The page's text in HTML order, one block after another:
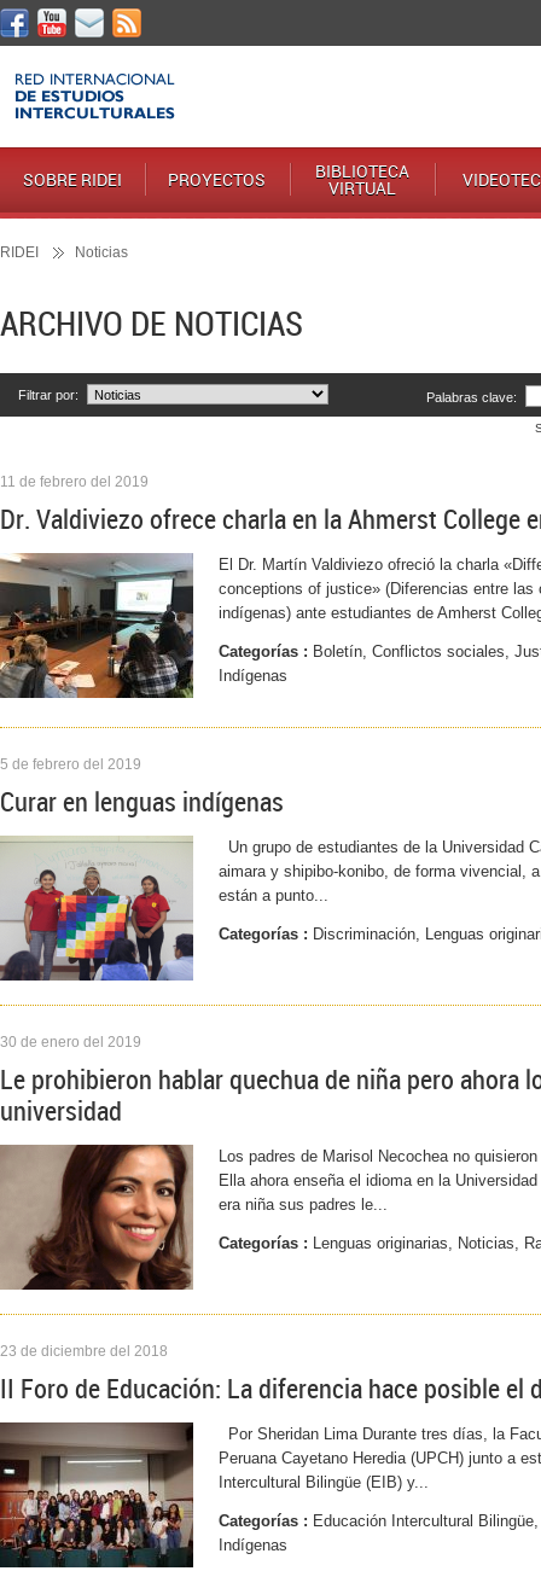
SOBRE RIDEI PROYECTOS BIBLIOTECA
VIRTUAL
RIDEI Noticias
ARCHIVO DE NOTICIAS
Filtrar por: Palabras clave:
11 de febrero del 2019
Dr. Valdiviezo ofrece charla en la Ahmerst College
El Dr. Martín Valdiviezo ofreció la charla
conceptions of justice» (Diferencias entre
indígenas) ante estudiantes de Amherst
Categorías : Boletín, Conflictos sociales,
Indígenas
5 de febrero del 2019
Curar en lenguas indígenas
Un grupo de estudiantes de la Universidad
aimara y shipibo-konibo, de forma vivencial,
están a punto...
Categorías : Discriminación, Lenguas
30 de enero del 2019
Le prohibieron hablar quechua de niña pero ahora
universidad
Los padres de Marisol Necochea no
Ella ahora enseña el idioma en la
era niña sus padres le...
Categorías : Lenguas originarias, Noticias,
23 de diciembre del 2018
II Foro de Educación: La diferencia hace posible el
Por Sheridan Lima Durante tres días, la
Peruana Cayetano Heredia (UPCH) junto a
Intercultural Bilingüe (EIB) y...
Categorías : Educación Intercultural
Indígenas